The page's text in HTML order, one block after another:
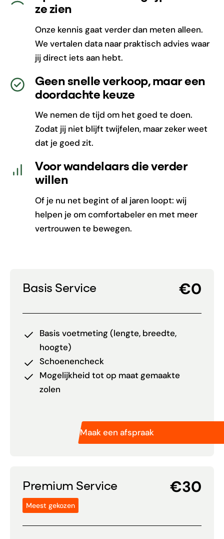
ze zien
Onze kennis gaat verder dan meten alleen.
We vertalen data naar praktisch advies waar
jij direct iets aan hebt.
Geen snelle verkoop, maar een
doordachte keuze
We nemen de tijd om het goed te doen.
Zodat jij niet blijft twijfelen, maar zeker weet
dat je goed zit.
Voor wandelaars die verder
willen
Of je nu net begint of al jaren loopt: wij
helpen je om comfortabeler en met meer
vertrouwen te bewegen.
Basis Service €0
Basis voetmeting (lengte, breedte,
hoogte)
Schoenencheck
Mogelijkheid tot op maat gemaakte
zolen
Maak een afspraak
Premium Service
Meest gekozen
€30